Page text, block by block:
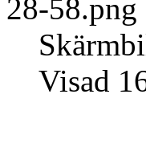
Visad